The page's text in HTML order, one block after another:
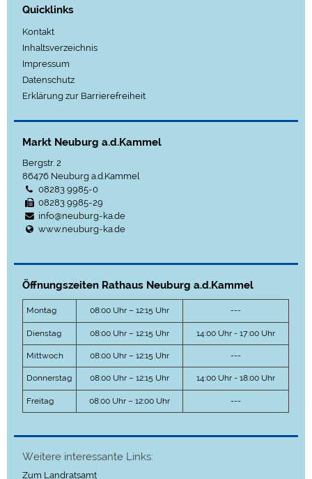
Quicklinks
Kontakt
Inhaltsverzeichnis
Impressum
Datenschutz
Erklärung zur Barrierefreiheit
Markt Neuburg a.d.Kammel
Bergstr. 2
86476 Neuburg a.d.Kammel
08283 9985-0
08283 9985-29
info@neuburg-ka.de
www.neuburg-ka.de
Öffnungszeiten Rathaus Neuburg a.d.Kammel
Montag 08:00 Uhr – 12:15 Uhr ---
Dienstag 08:00 Uhr – 12:15 Uhr 14:00 Uhr - 17:00 Uhr
Mittwoch 08:00 Uhr – 12:15 Uhr ---
Donnerstag 08:00 Uhr – 12:15 Uhr 14:00 Uhr - 18:00 Uhr
Freitag 08:00 Uhr – 12:00 Uhr ---
Weitere interessante Links:
Zum Landratsamt